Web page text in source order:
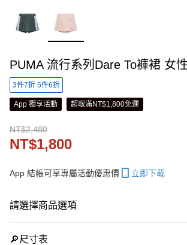
PUMA 流行系列Dare To褲裙 女性
3件7折 5件6折
App 獨享活動 超取滿NT$1,800免運
NT$2,480
NT$1,800
App 結帳可享專屬活動優惠價 立即下載
請選擇商品選項
🔎尺寸表